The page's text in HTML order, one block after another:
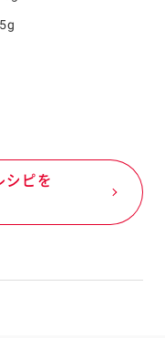
シピを